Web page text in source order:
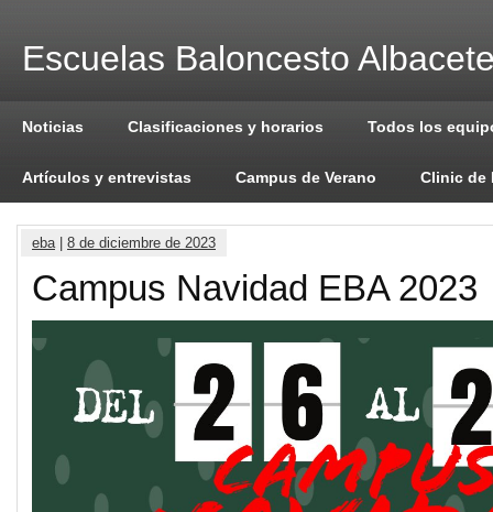
Escuelas Baloncesto
Noticias Clasificaciones y horarios Todos los
Artículos y entrevistas Campus de Verano Clinic de
eba| 8 de diciembre de 2023
Campus Navidad EBA 2023